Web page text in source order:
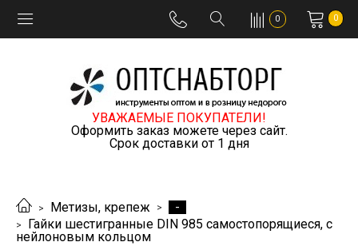
0 0
УВАЖАЕМЫЕ ПОКУПАТЕЛИ!
Оформить заказ можете через сайт.
Срок доставки от 1 дня
Метизы, крепеж
-
Гайки шестигранные DIN 985 самостопорящиеся, с
нейлоновым кольцом